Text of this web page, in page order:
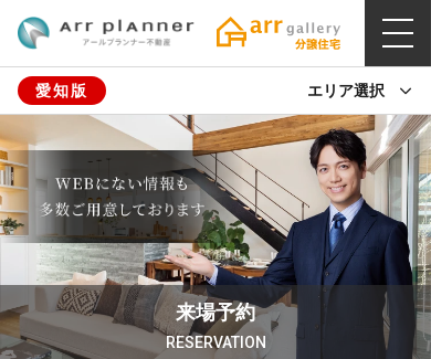
愛知版 エリア選択
来場予約
RESERVATION